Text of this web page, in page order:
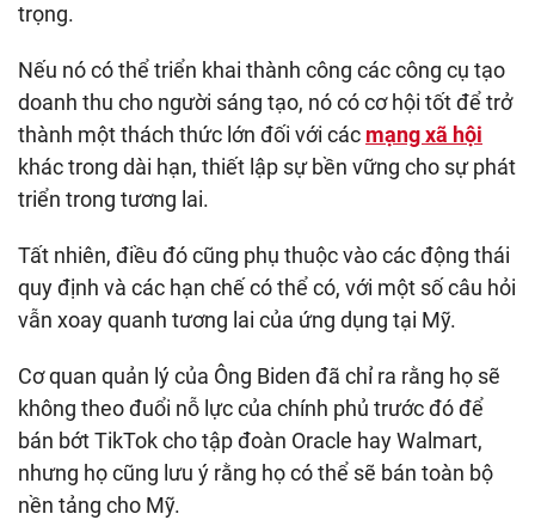
trọng.
Nếu nó có thể triển khai thành công các công cụ tạo
doanh thu cho người sáng tạo, nó có cơ hội tốt để trở
thành một thách thức lớn đối với các mạng xã hội
khác trong dài hạn, thiết lập sự bền vững cho sự phát
triển trong tương lai.
Tất nhiên, điều đó cũng phụ thuộc vào các động thái
quy định và các hạn chế có thể có, với một số câu hỏi
vẫn xoay quanh tương lai của ứng dụng tại Mỹ.
Cơ quan quản lý của Ông Biden đã chỉ ra rằng họ sẽ
không theo đuổi nỗ lực của chính phủ trước đó để
bán bớt TikTok cho tập đoàn Oracle hay Walmart,
nhưng họ cũng lưu ý rằng họ có thể sẽ bán toàn bộ
nền tảng cho Mỹ.